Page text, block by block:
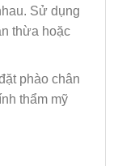
Sử dụng
thừa hoặc
phào chân
thẩm mỹ